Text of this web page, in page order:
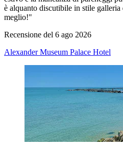
è alquanto discutibile in stile
meglio!"
Recensione del 6 ago 2026
Alexander Museum Palace Hotel